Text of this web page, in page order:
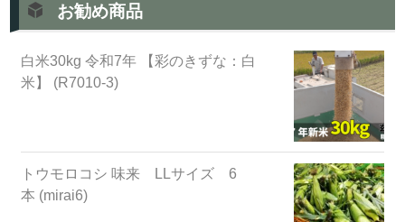
お勧め商品
白米30kg 令和7年 【彩のきずな：白
米】 (R7010-3)
トウモロコシ 味来 LLサイズ 6
本 (mirai6)